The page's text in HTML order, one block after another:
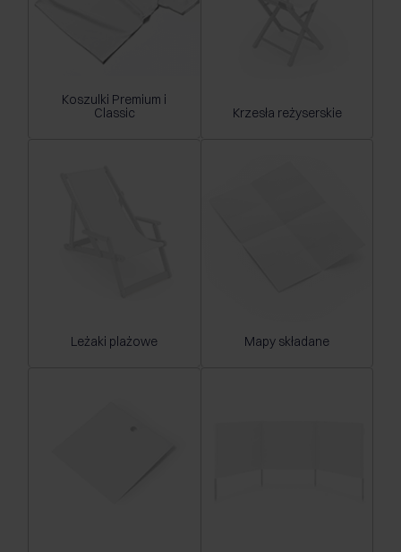
Koszulki Premium i
Classic
Krzesła reżyserskie
Leżaki plażowe Mapy składane